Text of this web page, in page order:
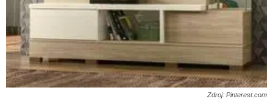
Zdroj: Pinterest.com